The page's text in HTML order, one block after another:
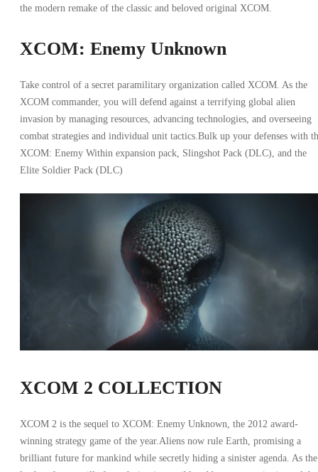
the modern remake of the classic and beloved original XCOM.
XCOM: Enemy Unknown
Take control of a secret paramilitary organization called XCOM. As the
XCOM commander, you will defend against a terrifying global alien
invasion by managing resources, advancing technologies, and overseeing
combat strategies and individual unit tactics.Bulk up your defenses with
XCOM: Enemy Within expansion pack, Slingshot Pack (DLC), and the
Elite Soldier Pack (DLC)
XCOM 2 COLLECTION
XCOM 2 is the sequel to XCOM: Enemy Unknown, the 2012 award-
winning strategy game of the year.Aliens now rule Earth, promising a
brilliant future for mankind while secretly hiding a sinister agenda. As the